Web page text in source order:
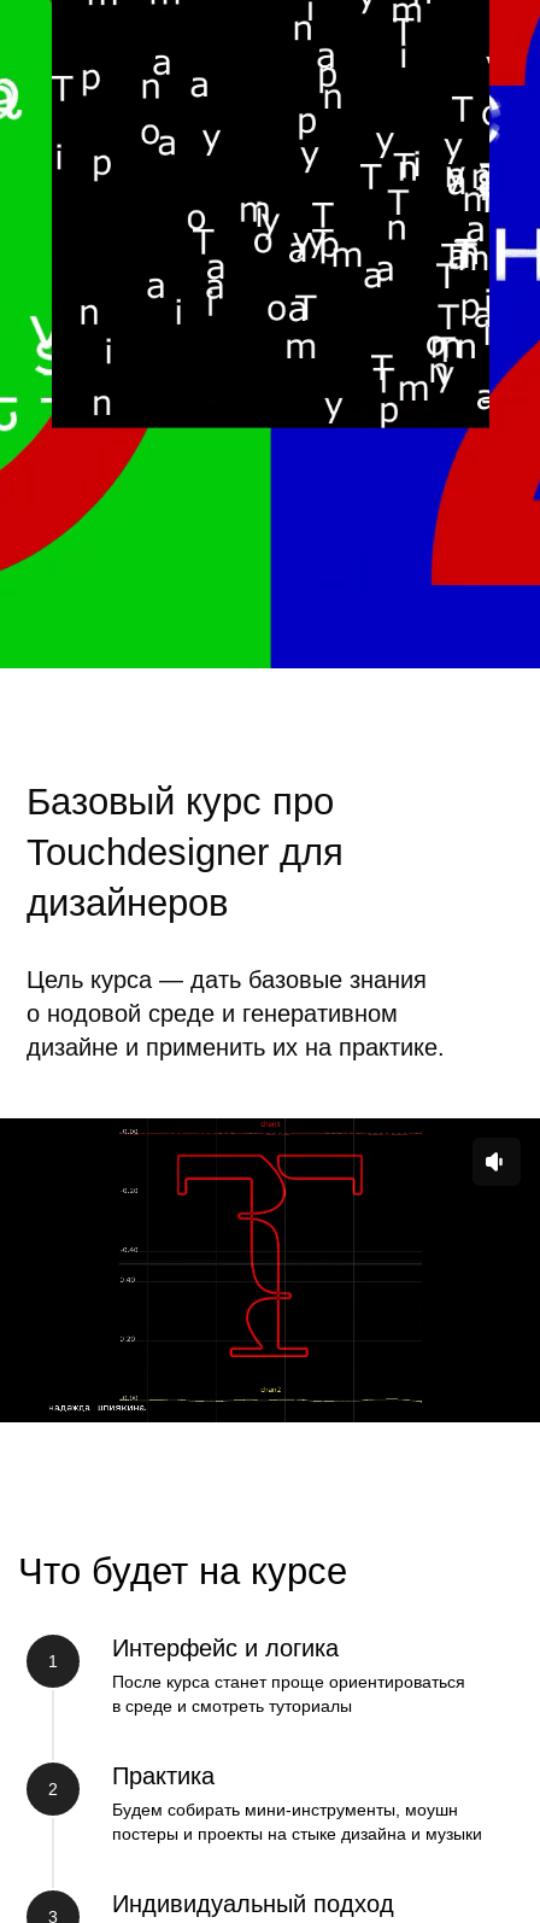
Базовый курс про
Touchdesigner для
дизайнеров
Цель курса — дать базовые знания
о нодовой среде и генеративном
дизайне и применить их на практике.
Что будет на курсе
Интерфейс и логика
После курса станет проще ориентироваться
в среде и смотреть туториалы
Практика
Будем собирать мини-инструменты, моушн
постеры и проекты на стыке дизайна и музыки
Индивидуальный подход
курса